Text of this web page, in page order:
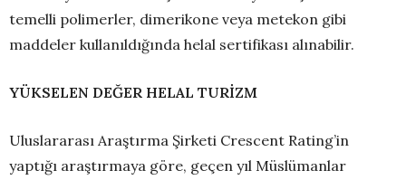
temelli polimerler, dimerikone veya metekon gibi
maddeler kullanıldığında helal sertifikası alınabilir.
YÜKSELEN DEĞER HELAL TURİZM
Uluslararası Araştırma Şirketi Crescent Rating’in
yaptığı araştırmaya göre, geçen yıl Müslümanlar